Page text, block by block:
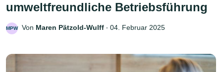
umweltfreundliche Betriebsführung
MPW Von Maren Pätzold-Wulff ‧ 04. Februar 2025